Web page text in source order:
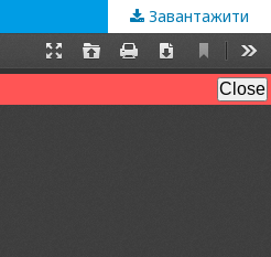
Завантажити